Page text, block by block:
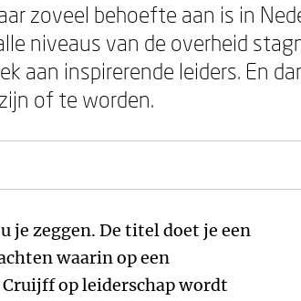
zoveel behoefte aan is in
niveaus van de overheid
aan inspirerende leiders. En
of te worden.
je zeggen. De titel doet je een
waarin op een
op leiderschap wordt